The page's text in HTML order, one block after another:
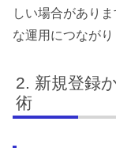
しい場合があり
な運用につながり
新規登録
術